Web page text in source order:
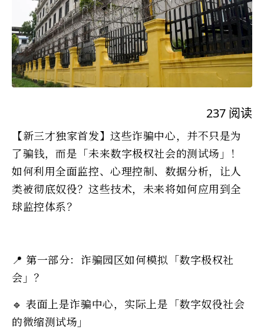
237 阅读
【新三才独家首发】这些诈骗中心，并不只是为
了骗钱，而是「未来数字极权社会的测试场」！
如何利用全面监控、心理控制、数据分析，让人
类被彻底奴役？这些技术，未来将如何应用到全
球监控体系？
📍 第一部分：诈骗园区如何模拟「数字极权社
会」？
🔹 表面上是诈骗中心，实际上是「数字奴役社会
的微缩测试场」